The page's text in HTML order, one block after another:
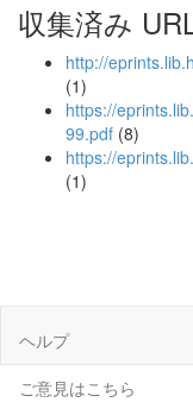
収集済み
http://
(1)
https://
99.pdf (8)
https://
(1)
ヘルプ
ご意見はこちら